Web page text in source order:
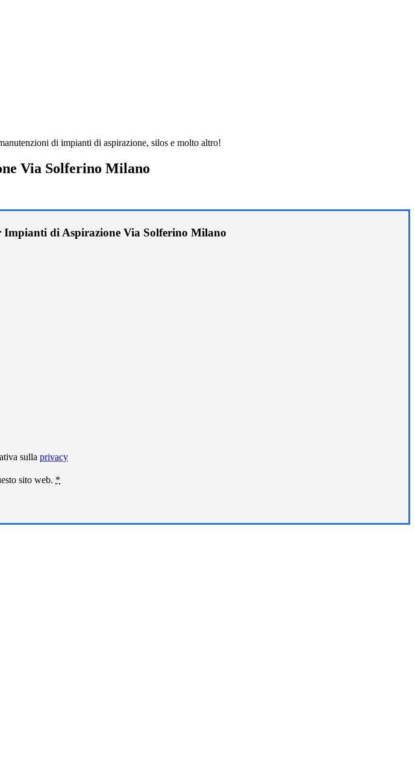
di impianti di aspirazione, silos e molto altro!
Via Solferino Milano
Impianti di Aspirazione Via Solferino Milano
sulla privacy
sito web. *